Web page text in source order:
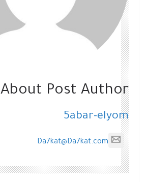
About Post Author
5abar-elyom
Da7kat@Da7kat.com